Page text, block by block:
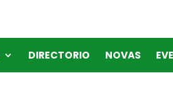
DIRECTORIO NOVAS